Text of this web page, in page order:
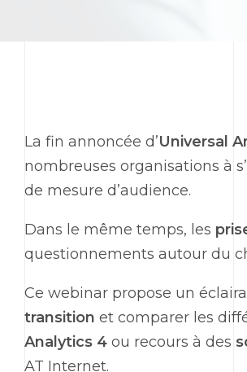
La fin annoncée d’Universal
nombreuses organisations à
de mesure d’audience.
Dans le même temps, les
questionnements autour du
Ce webinar propose un
transition et comparer les
Analytics 4 ou recours à des
AT Internet.